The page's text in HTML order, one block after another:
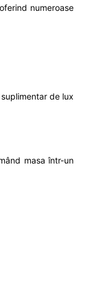
numeroase
de lux
masa într-un